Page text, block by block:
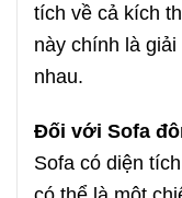
tích về cả kích
này chính là
nhau.
Đối với Sofa
Sofa có diện